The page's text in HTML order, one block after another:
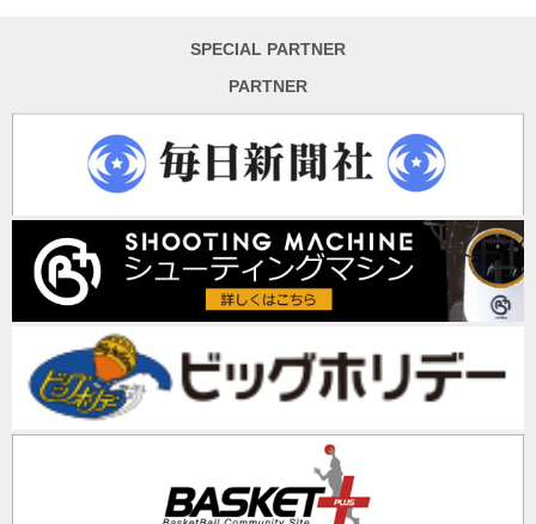
SPECIAL PARTNER
PARTNER